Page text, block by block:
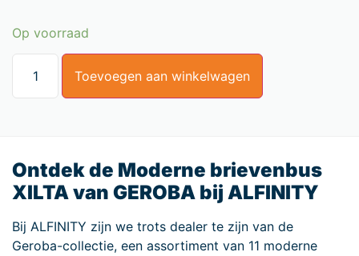
Op voorraad
Toevoegen aan winkelwagen
Ontdek de Moderne brievenbus
XILTA van GEROBA bij ALFINITY
Bij ALFINITY zijn we trots dealer te zijn van de
Geroba-collectie, een assortiment van 11 moderne